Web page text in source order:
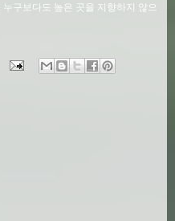
보다도 높은 곳을 지향하지 않으